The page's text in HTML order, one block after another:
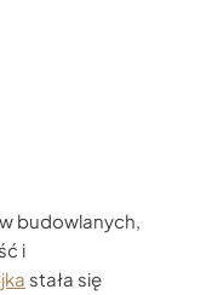
budowlanych,
i
stała się